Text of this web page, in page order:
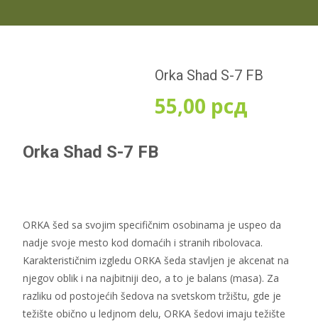
Orka Shad S-7 FB
55,00 рсд
Orka Shad S-7 FB
ORKA šed sa svojim specifičnim osobinama je uspeo da
nadje svoje mesto kod domaćih i stranih ribolovaca.
Karakterističnim izgledu ORKA šeda stavljen je akcenat na
njegov oblik i na najbitniji deo, a to je balans (masa). Za
razliku od postojećih šedova na svetskom tržištu, gde je
težište obično u ledjnom delu, ORKA šedovi imaju težište